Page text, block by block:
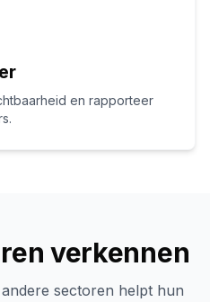
en rapporteer
verkennen
sectoren helpt hun